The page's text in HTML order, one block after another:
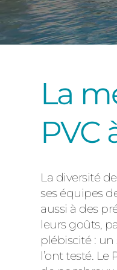
La
PVC
La diversité
ses équipes
aussi à des
leurs goûts,
plébiscité :
l’ont testé.